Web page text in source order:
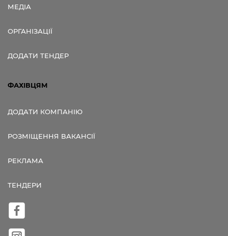
МЕДІА
ОРГАНІЗАЦІЇ
ДОДАТИ ТЕНДЕР
ФАХІВЦЯМ
ДОДАТИ КОМПАНІЮ
РОЗМІЩЕННЯ ВАКАНСІЇ
РЕКЛАМА
ТЕНДЕРИ